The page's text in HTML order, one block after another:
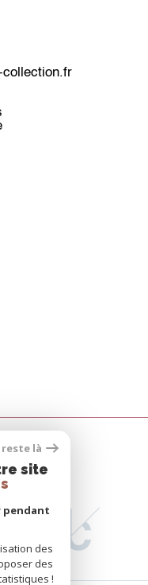
collection.fr
reste là
site
pendant
des
des
!